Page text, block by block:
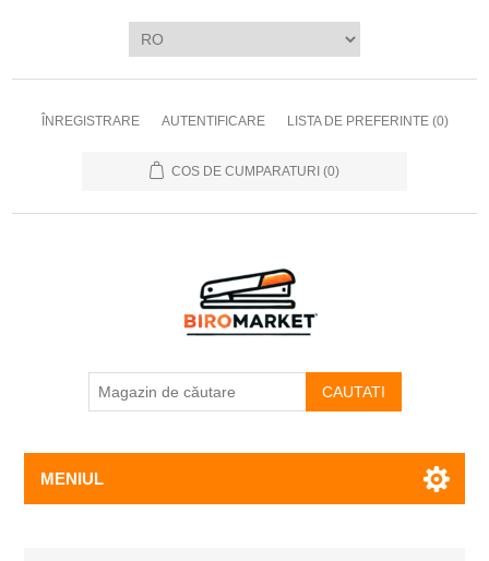
ÎNREGISTRARE AUTENTIFICARE LISTA DE PREFERINTE (0)
COS DE CUMPARATURI (0)
CAUTATI
MENIUL